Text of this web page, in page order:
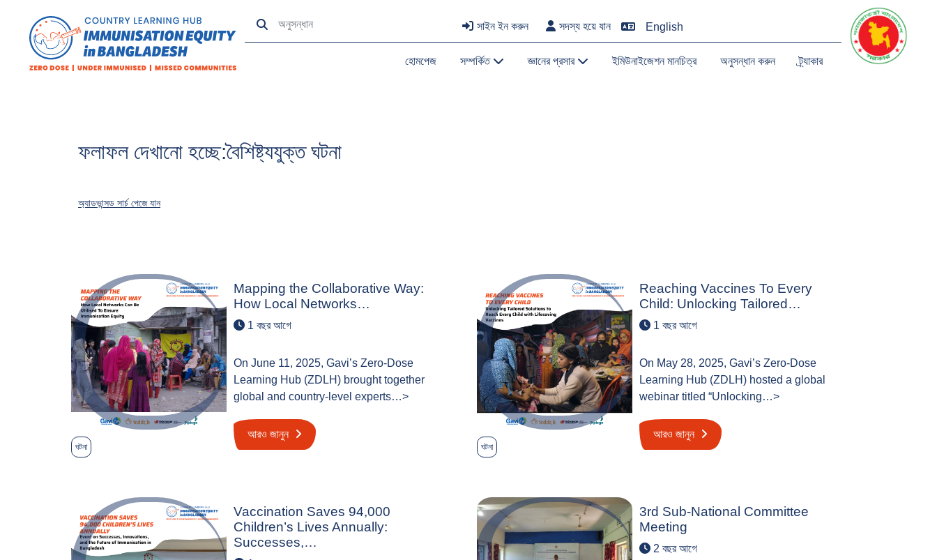
সাইন ইন করুন সদস্য হয়ে যান English
হোমপেজ সম্পর্কিত জ্ঞানের প্রসার ইমিউনাইজেশন মানচিত্র অনুসন্ধান করুন ট্র্যাকার
ফলাফল দেখানো হচ্ছে:বৈশিষ্ট্যযুক্ত ঘটনা
অ্যাডভান্সড সার্চ পেজে যান
ঘটনা
Mapping the Collaborative Way:
How Local Networks…
1 বছর আগে
On June 11, 2025, Gavi’s Zero-Dose
Learning Hub (ZDLH) brought together
global and country-level experts…>
আরও জানুন
ঘটনা
Reaching Vaccines To Every
Child: Unlocking Tailored…
1 বছর আগে
On May 28, 2025, Gavi’s Zero-Dose
Learning Hub (ZDLH) hosted a global
webinar titled “Unlocking…>
আরও জানুন
Vaccination Saves 94,000
Children’s Lives Annually:
Successes,…
3rd Sub-National Committee
Meeting
2 বছর আগে